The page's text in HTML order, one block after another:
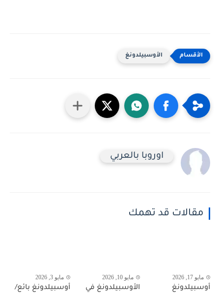
الأوسبيلدونغ
اوروبا بالعربي
مقالات قد تهمك
مايو 17, 2026
أوسبيلدونغ
مايو 10, 2026
الأوسبيلدونغ في
مايو 3, 2026
أوسبيلدونغ بائع/